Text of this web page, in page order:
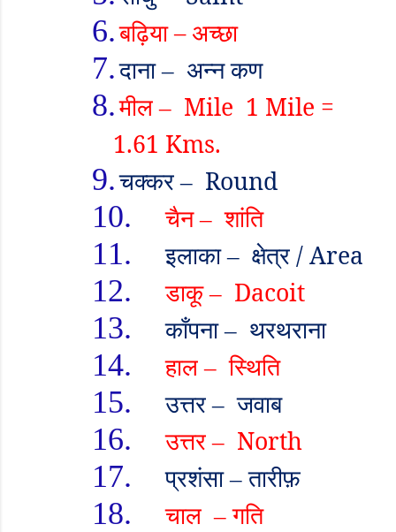
6.बढ़िया–अच्छा
7.दाना– अन्न कण
8.मील– Mile 1 Mile =
1.61 Kms.
9.चक्कर– Round
10. चैन– शांति
11. इलाका– क्षेत्र /Area
12. डाकू– Dacoit
13. काँपना– थरथराना
14. हाल– स्थिति
15. उत्तर– जवाब
16. उत्तर– North
17. प्रशंसा– तारीफ़
18. चाल– गति